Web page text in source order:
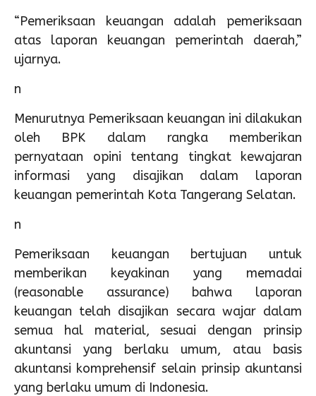
“Pemeriksaan keuangan adalah pemeriksaan
atas laporan keuangan pemerintah daerah,”
ujarnya.
n
Menurutnya Pemeriksaan keuangan ini dilakukan
oleh BPK dalam rangka memberikan
pernyataan opini tentang tingkat kewajaran
informasi yang disajikan dalam laporan
keuangan pemerintah Kota Tangerang Selatan.
n
Pemeriksaan keuangan bertujuan untuk
memberikan keyakinan yang memadai
(reasonable assurance) bahwa laporan
keuangan telah disajikan secara wajar dalam
semua hal material, sesuai dengan prinsip
akuntansi yang berlaku umum, atau basis
akuntansi komprehensif selain prinsip akuntansi
yang berlaku umum di Indonesia.